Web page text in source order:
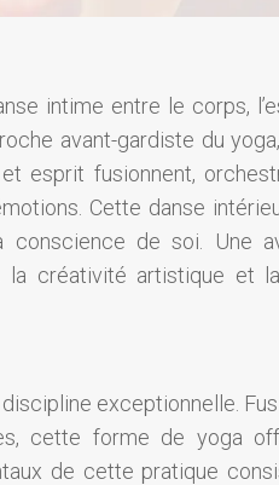
intime entre le corps,
avant-gardiste du
esprit fusionnent,
Cette danse
de soi. Une
la créativité artistique et
exceptionnelle.
cette forme de yoga
de cette pratique